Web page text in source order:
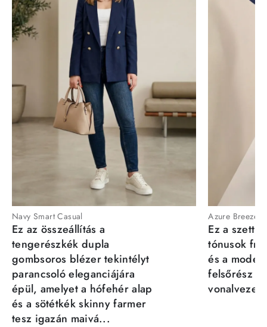
Navy Smart Casual
Ez az összeállítás a
tengerészkék dupla
gombsoros blézer tekintélyt
parancsoló eleganciájára
épül, amelyet a hófehér alap
és a sötétkék skinny farmer
tesz igazán maivá...
Azure Breeze
Ez a szett
tónusok
és a
felsőrész